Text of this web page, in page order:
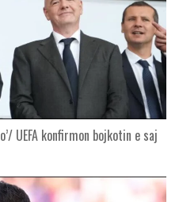
UEFA konfirmon bojkotin e saj